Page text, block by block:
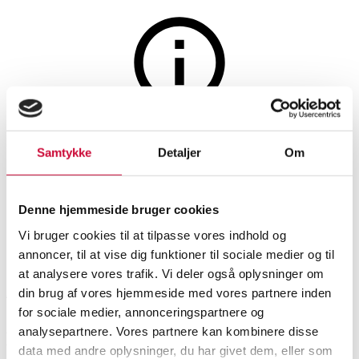
Samtykke Detaljer Om
Denne hjemmeside bruger cookies
Vi bruger cookies til at tilpasse vores indhold og
annoncer, til at vise dig funktioner til sociale medier og til
at analysere vores trafik. Vi deler også oplysninger om
din brug af vores hjemmeside med vores partnere inden
for sociale medier, annonceringspartnere og
analysepartnere. Vores partnere kan kombinere disse
data med andre oplysninger, du har givet dem, eller som
Brocher
Samling af 20 brocher i sølv og
SHOWROOM
Aalborg
VURDERING
DKK 1.000
VARENUMMER
6550367
Beskrivelse